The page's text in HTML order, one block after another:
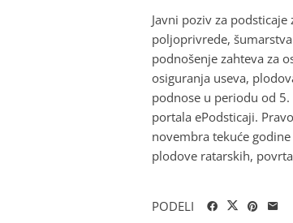
Javni poziv za
poljoprivrede,
podnošenje zahteva za
osiguranja useva,
podnose u periodu od
portala ePodsticaji.
novembra tekuće
plodove ratarskih,
PODELI